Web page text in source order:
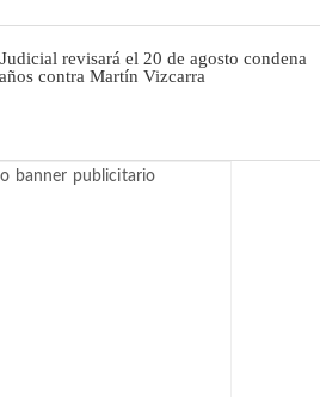
revisará el 20 de agosto condena
contra Martín Vizcarra